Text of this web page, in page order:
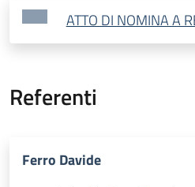
ATTO DI NOMINA A
Referenti
Ferro Davide